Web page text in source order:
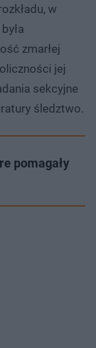
w
zmarłej
jej
sekcyjne
śledztwo.
pomagały